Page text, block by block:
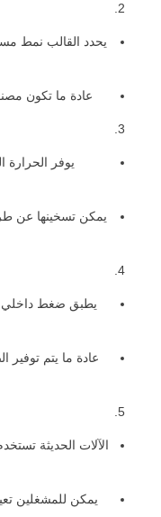
يحدد القالب نمط
عادة ما تكون
يوفر الحرارة
يمكن تسخينها عن
يطبق ضغط داخلي
عادة ما يتم
يمكن للمشغلين